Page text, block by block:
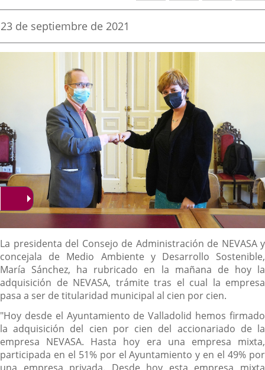
aplicación
externa.
aplicación
Fecha
la
23 de septiembre de 2021
Descripción
La presidenta del Consejo de Administración de NEVASA y
concejala de Medio Ambiente y Desarrollo Sostenible,
María Sánchez, ha rubricado en la mañana de hoy la
adquisición de NEVASA, trámite tras el cual la empresa
pasa a ser de titularidad municipal al cien por cien.
"Hoy desde el Ayuntamiento de Valladolid hemos firmado
la adquisición del cien por cien del accionariado de la
empresa NEVASA. Hasta hoy era una empresa mixta,
participada en el 51% por el Ayuntamiento y en el 49% por